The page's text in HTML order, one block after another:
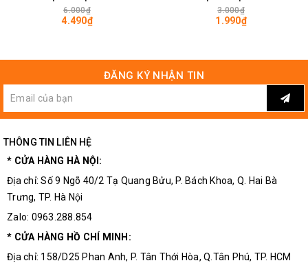
TLP521-1GB DIP-4 Optocouplers 2
Hướng Dẫn Sử Dụng Và Lưu Ý:
6.000₫
4.490₫
3.000₫
1.990₫
ĐĂNG KÝ NHẬN TIN
THÔNG TIN LIÊN HỆ
* CỬA HÀNG HÀ NỘI:
Địa chỉ: Số 9 Ngõ 40/2 Tạ Quang Bửu, P. Bách Khoa, Q. Hai Bà
Trưng, TP. Hà Nội
Zalo: 0963.288.854
* CỬA HÀNG HỒ CHÍ MINH:
Địa chỉ: 158/D25 Phan Anh, P. Tân Thới Hòa, Q.Tân Phú, TP. HCM